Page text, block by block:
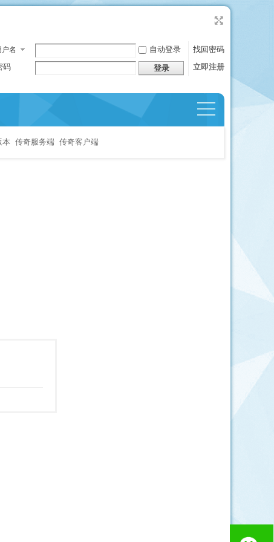
户名 自动登录
找回密码
码
登录 立即注册
本 传奇服务端 传奇客户端